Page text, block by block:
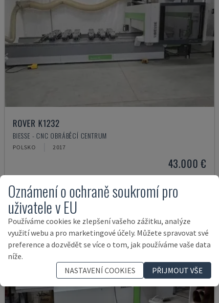
ROVER K1232
BIESSE - CNC OBRÁBĚCÍ CENTRUM
POLSKO 2017
43.000 €
Oznámení o ochraně soukromí pro
uživatele v EU
Používáme cookies ke zlepšení vašeho zážitku, analýze
využití webu a pro marketingové účely. Můžete spravovat své
preference a dozvědět se více o tom, jak používáme vaše data
níže.
NASTAVENÍ COOKIES
PŘIJMOUT VŠE